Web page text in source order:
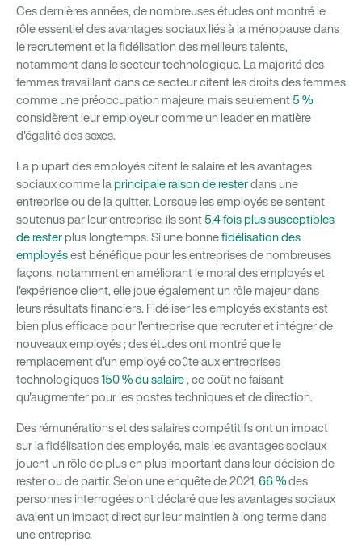
Ces dernières années, de nombreuses études ont montré le
rôle essentiel des avantages sociaux liés à la ménopause dans
le recrutement et la fidélisation des meilleurs talents,
notamment dans le secteur technologique. La majorité des
femmes travaillant dans ce secteur citent les droits des femmes
comme une préoccupation majeure, mais seulement5 %
considèrent leur employeur comme un leader en matière
d'égalité des sexes.
La plupart des employés citent le salaire et les avantages
sociaux comme la principale raison de resterdans une
entreprise ou de la quitter. Lorsque les employés se sentent
soutenus par leur entreprise, ils sont5,4 fois plus susceptibles
de rester plus longtemps. Si une bonnefidélisation des
employésest bénéfique pour les entreprises de nombreuses
façons, notamment en améliorant le moral des employés et
l'expérience client, elle joue également un rôle majeur dans
leurs résultats financiers. Fidéliser les employés existants est
bien plus efficace pour l'entreprise que recruter et intégrer de
nouveaux employés ; des études ont montré que le
remplacement d'un employé coûte aux entreprises
technologiques150 % du salaire, ce coût ne faisant
qu'augmenter pour les postes techniques et de direction.
Des rémunérations et des salaires compétitifs ont un impact
sur la fidélisation des employés, mais les avantages sociaux
jouent un rôle de plus en plus important dans leur décision de
rester ou de partir. Selon une enquête de 2021, 66 %des
personnes interrogées ont déclaré que les avantages sociaux
avaient un impact direct sur leur maintien à long terme dans
une entreprise.